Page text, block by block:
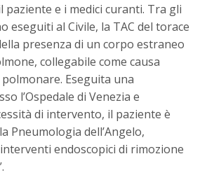
paziente e i medici curanti. Tra gli
eseguiti al Civile, la TAC del torace
presenza di un corpo estraneo
collegabile come causa
Eseguita una
l’Ospedale di Venezia e
di intervento, il paziente è
Pneumologia dell’Angelo,
endoscopici di rimozione